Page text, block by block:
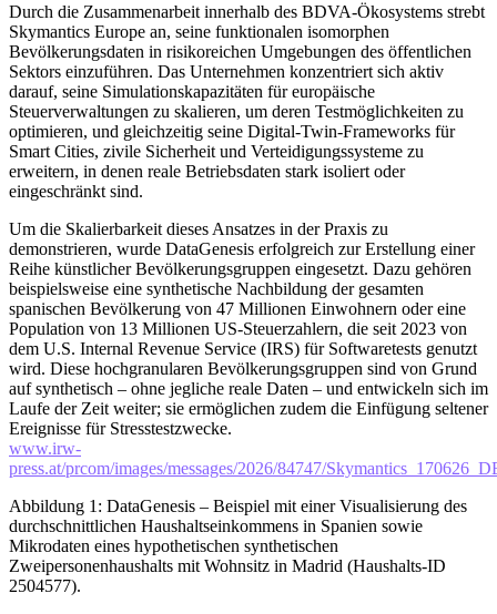
Durch die Zusammenarbeit innerhalb des BDVA-Ökosystems strebt
Skymantics Europe an, seine funktionalen isomorphen
Bevölkerungsdaten in risikoreichen Umgebungen des öffentlichen
Sektors einzuführen. Das Unternehmen konzentriert sich aktiv
darauf, seine Simulationskapazitäten für europäische
Steuerverwaltungen zu skalieren, um deren Testmöglichkeiten zu
optimieren, und gleichzeitig seine Digital-Twin-Frameworks für
Smart Cities, zivile Sicherheit und Verteidigungssysteme zu
erweitern, in denen reale Betriebsdaten stark isoliert oder
eingeschränkt sind.
Um die Skalierbarkeit dieses Ansatzes in der Praxis zu
demonstrieren, wurde DataGenesis erfolgreich zur Erstellung einer
Reihe künstlicher Bevölkerungsgruppen eingesetzt. Dazu gehören
beispielsweise eine synthetische Nachbildung der gesamten
spanischen Bevölkerung von 47 Millionen Einwohnern oder eine
Population von 13 Millionen US-Steuerzahlern, die seit 2023 von
dem U.S. Internal Revenue Service (IRS) für Softwaretests genutzt
wird. Diese hochgranularen Bevölkerungsgruppen sind von Grund
auf synthetisch – ohne jegliche reale Daten – und entwickeln sich im
Laufe der Zeit weiter; sie ermöglichen zudem die Einfügung seltener
Ereignisse für Stresstestzwecke.
www.irw-
press.at/prcom/images/messages/2026/84747/
Abbildung 1: DataGenesis – Beispiel mit einer Visualisierung des
durchschnittlichen Haushaltseinkommens in Spanien sowie
Mikrodaten eines hypothetischen synthetischen
Zweipersonenhaushalts mit Wohnsitz in Madrid (Haushalts-ID
2504577).